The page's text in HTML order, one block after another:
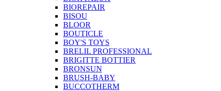
BIOREPAIR
BISOU
BLOOR
BOUTICLE
BOY'S TOYS
BRELIL PROFESSIONAL
BRIGITTE BOTTIER
BRONSUN
BRUSH-BABY
BUCCOTHERM